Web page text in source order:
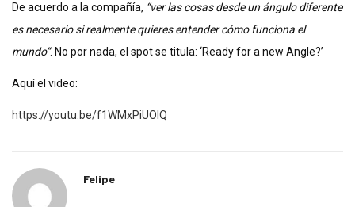
De acuerdo a la compañía, “ver las cosas desde un ángulo diferente
es necesario si realmente quieres entender cómo funciona el
mundo”. No por nada, el spot se titula: ‘Ready for a new Angle?’
Aquí el video:
https://youtu.be/f1WMxPiUOIQ
Felipe